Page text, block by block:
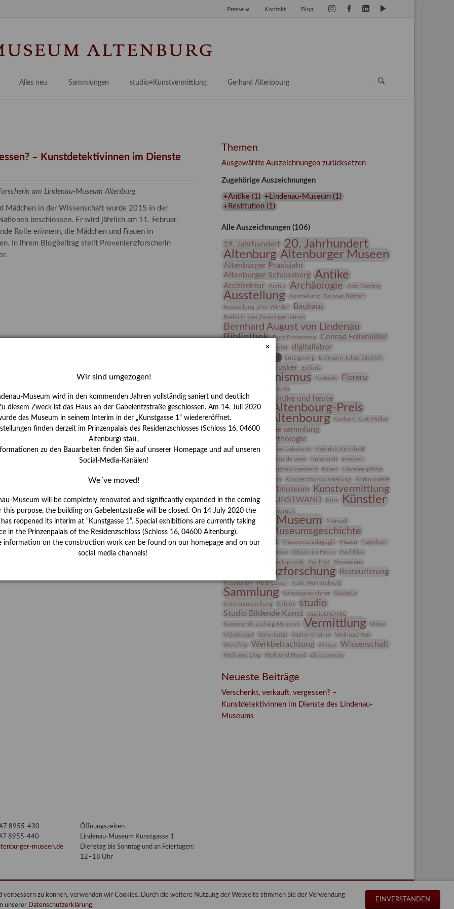
zu können, verwenden wir Cookies. Durch die weitere Nutzung der Webseite stimmen Sie der Verwendung
unserer Datenschutzerklärung.
EINVERSTANDEN
Blog
Kontakt
Presse
& Editionen
Alles neu Sammlungen
Malerei 17.–19. Jh.
Restaurierung
Forschung
studio+Kunstvermittlung
Angebote für Erwachsene
Gerhard Altenbourg
– Kunstdetektivinnen im Dienste
am Lindenau-Museum Altenburg
Mädchen in der Wissenschaft wurde 2015 in der
beschlossen. Er wird jährlich am 11. Februar
Rolle erinnern, die Mädchen und Frauen in
In ihrem Blogbeitrag stellt Provenienzforscherin
Themen
Ausgewählte Auszeichnungen zurücksetzen
Zugehörige Auszeichnungen
+Antike(1 ) +Lindenau-Museum(1 )
+Restitution(1 )
Alle Auszeichnungen (106)
19. Jahrhundert 20. Jahrhundert
Altenburg Altenburger Museen
Altenburger Praxisjahr
Altenburger Schlossberg Antike
Architektur Archiv Archäologie Asta Gröting
Ausstellung
Ausstellung "Berliner Blätter"
Ausstellung „Vier Winde“
Bauhaus
Berlin in den Zwanziger Jahren
Bernhard August von Lindenau
Bibliothek
Burg Posterstein Conrad Felixmüller
Der Blaue Reiter
digitallabor
Entartete Kunst
Enteignung
Erdmann Julius Dietrich
estrusker Exlibris
Expressionismus Festrede Florenz
frauen
Frauen in der Antike und heute
Gerhard-Altenbourg-Preis
Gerhard Altenbourg
Gerhard Kurt Müller
Grafik grafische sammlung
griechische Mythologie
Hanns-Conon von der Gabelentz Heinrich Kirchhoff
herman de vries Humboldt
Insekten
Integriertes Schädlingsmanagement
Italien
Jahresempfang
Kolosseum Kooperationsausstellung Korkmodelle
Kunstmuseum Kunstvermittlung
Kunst von Kühl KUNSTWAND Kurs Künstler
Künstlerin Lehmbruck
Lindenau-Museum
Marstall
Messeakademie
Museumsgeschichte
Museumsnacht Museumspädagogik Mäzen Napoleon
Neue Remise Objekt im Fokus
Paul Klee
Phelloplastik Pohlhof Provenienz
Provenienzforschung Restaurierung
Restitution Rudi Lesser Ruth Wolf-Rehfeld
Sammlung Samstagszeichner
Skulptur
Sonderausstellung
Sphinx studio
Studio Bildende Kunst
studioDIGITAL
Suermondt-Ludwig-Museum
Vermittlung
Video
Videokunst
Volontariat Walter Rheiner
Weihnachten
Werefkin
Werkbetrachtung Winter Wissenschaft
Wolf and Dog Wolf und Hund Zirkuswoche
Neueste Beiträge
Verschenkt, verkauft, vergessen? –
Kunstdetektivinnen im Dienste des Lindenau-
Museums
8955-430
8955-440
museen.de
Öffnungszeiten
Lindenau-Museum Kunstgasse 1
Dienstag bis Sonntag und an Feiertagen:
12–18 Uhr
Navigation
Impressum Datenschutz Sitemap
×
Wir sind umgezogen!
Museum wird in den kommenden Jahren vollständig saniert und deutlich
diesem Zweck ist das Haus an der Gabelentzstraße geschlossen. Am 14. Juli 2020
das Museum in seinem Interim in der „Kunstgasse 1“ wiedereröffnet.
finden derzeit im Prinzenpalais des Residenzschlosses (Schloss 16, 04600
Altenburg) statt.
zu den Bauarbeiten finden Sie auf unserer Homepage und auf unseren
Social-Media-Kanälen!
We´ve moved!
Museum will be completely renovated and significantly expanded in the coming
this purpose, the building on Gabelentzstraße will be closed. On 14 July 2020 the
reopened its interim at “Kunstgasse 1”. Special exhibitions are currently taking
in the Prinzenpalais of the Residenzschloss (Schloss 16, 04600 Altenburg).
information on the construction work can be found on our homepage and on our
social media channels!